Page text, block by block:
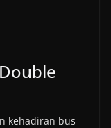
kehadiran bus